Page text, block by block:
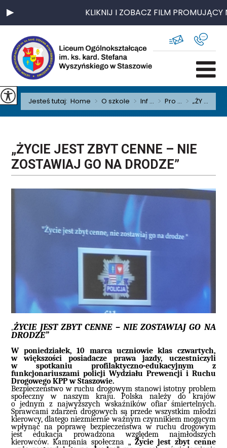
KLIKNIJ I ZOBACZ FILM PROMUJĄCY
Jesteś tutaj: Home > O szkole > Inf ... > Pro ... > „ŻY ...
„ŻYCIE JEST ZBYT CENNE – NIE
ZOSTAWIAJ GO NA DRODZE”
„ŻYCIE JEST ZBYT CENNE – NIE ZOSTAWIAJ GO NA
DRODZE”
W poniedziałek, 10 marcauczniowie klas czwartych,
w większości posiadacze prawa jazdy, uczestniczyli
w spotkaniu profilaktyczno-edukacyjnym
z
funkcjonariuszami policji Wydziału Prewencji i Ruchu
Drogowego KPP w Staszowie.
Bezpieczeństwo w ruchu drogowym stanowi istotny problem
społeczny w naszym kraju. Polska należy do krajów
o jednym z najwyższych wskaźników ofiar śmiertelnych.
Sprawcami zdarzeń drogowych są przede wszystkim młodzi
kierowcy, dlatego niezmiernie ważnym czynnikiem mogącym
wpłynąć na poprawę bezpieczeństwa w ruchu drogowym
jest edukacja prowadzona względem najmłodszych
kierowców. Kampania społeczna „Życie jest zbyt cenne